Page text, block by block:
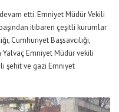
etti. Emniyet Müdür Vekili
itibaren çeşitli kurumlar
Cumhuriyet Başsavcılığı,
Emniyet Müdür vekili
şehit ve gazi Emniyet